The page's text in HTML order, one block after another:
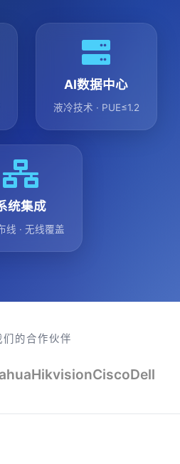
AI数据中心
液冷技术 · PUE≤1.2
统集成
线 · 无线覆盖
们的合作伙伴
HikvisionCiscoDell